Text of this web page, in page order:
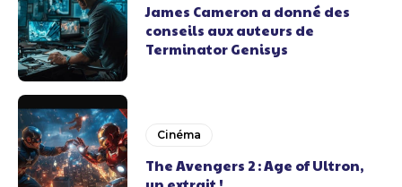
James Cameron a donné des
conseils aux auteurs de
Terminator Genisys
Cinéma
The Avengers 2 : Age of Ultron,